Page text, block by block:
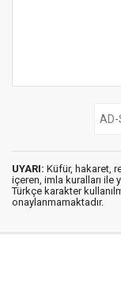
UYARI: Küfür, hakaret,
içeren, imla kuralları ile
Türkçe karakter
onaylanmamaktadır.